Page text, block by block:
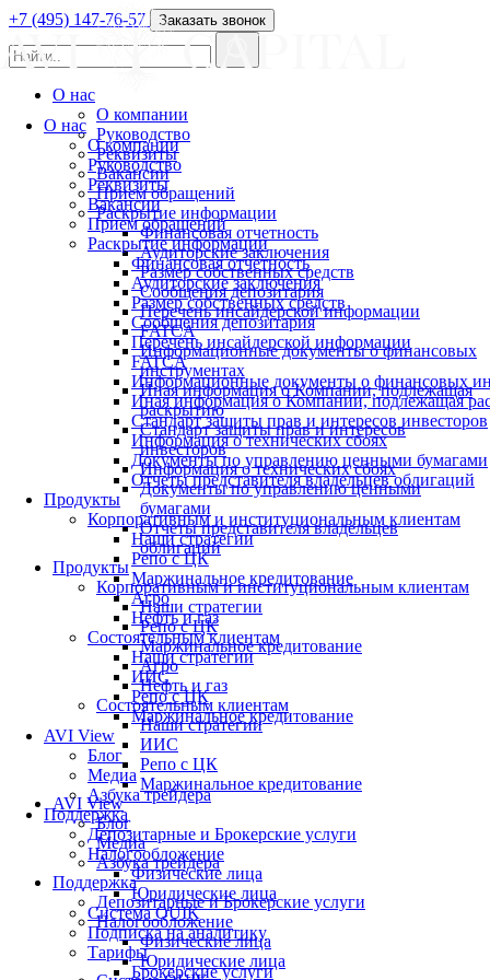
О нас
О компании
Руководство
Реквизиты
Вакансии
Прием обращений
Раскрытие информации
Финансовая отчетность
Аудиторские заключения
Размер собственных средств
Сообщения депозитария
Перечень инсайдерской информации
FATCA
Информационные документы о финансовых
Иная информация о Компании, подлежащая
Стандарт защиты прав и интересов инвесторов
Информация о технических сбоях
Документы по управлению ценными бумагами
Отчеты представителя владельцев облигаций
Продукты
Корпоративным и институциональным клиентам
Наши стратегии
Репо с ЦК
Маржинальное кредитование
Агро
Нефть и газ
Состоятельным клиентам
Наши стратегии
ИИС
Репо с ЦК
Маржинальное кредитование
AVI View
Блог
Медиа
Азбука трейдера
Поддержка
Депозитарные и Брокерские услуги
Налогообложение
Физические лица
Юридические лица
Система QUIK
Подписка на аналитику
Тарифы
Брокерские услуги
+7 (495) 147-76-57 Заказать звонок
О нас
О компании
Руководство
Реквизиты
Вакансии
Прием обращений
Раскрытие информации
Финансовая отчетность
Аудиторские заключения
Размер собственных средств
Сообщения депозитария
Перечень инсайдерской информации
FATCA
Информационные документы о финансовых
инструментах
Иная информация о Компании, подлежащая
раскрытию
Стандарт защиты прав и интересов
инвесторов
Информация о технических сбоях
Документы по управлению ценными
бумагами
Отчеты представителя владельцев
облигаций
Продукты
Корпоративным и институциональным клиентам
Наши стратегии
Репо с ЦК
Маржинальное кредитование
Агро
Нефть и газ
Состоятельным клиентам
Наши стратегии
ИИС
Репо с ЦК
Маржинальное кредитование
AVI View
Блог
Медиа
Азбука трейдера
Поддержка
Депозитарные и Брокерские услуги
Налогообложение
Физические лица
Юридические лица